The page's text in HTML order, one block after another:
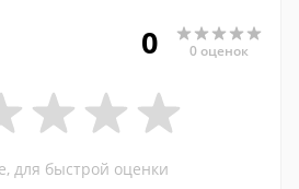
0 0 оценок
для быстрой оценки